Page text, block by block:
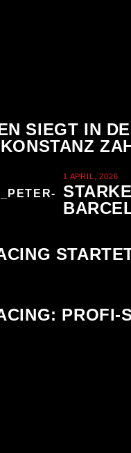
SIEGT IN
1 APRIL, 2026
PROFI-